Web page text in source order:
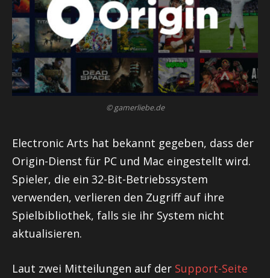
© gamerliebe.de
Electronic Arts hat bekannt gegeben, dass der
Origin-Dienst für PC und Mac eingestellt wird.
Spieler, die ein 32-Bit-Betriebssystem
verwenden, verlieren den Zugriff auf ihre
Spielbibliothek, falls sie ihr System nicht
aktualisieren.
Laut zwei Mitteilungen auf der Support-Seite